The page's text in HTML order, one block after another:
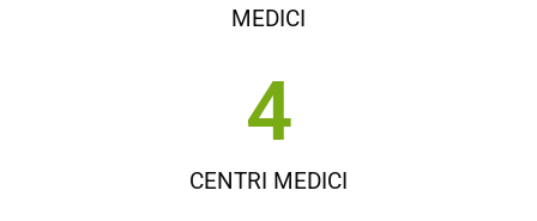
MEDICI
CENTRI MEDICI
4